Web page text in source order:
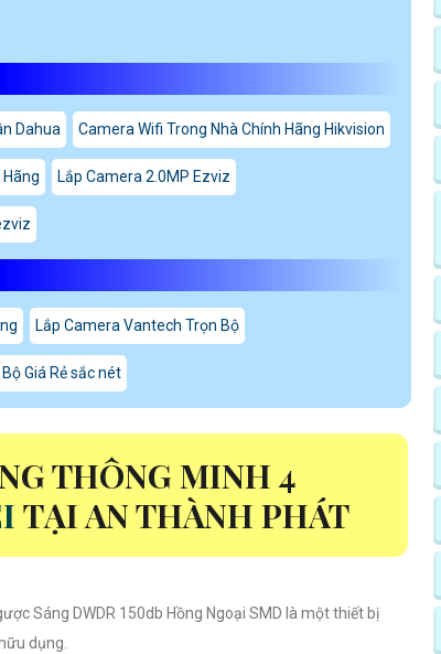
Dahua Camera Wifi Trong Nhà Chính Hãng Hikvision
Lắp Camera 2.0MP Ezviz
Lắp Camera Vantech Trọn Bộ
Giá Rẻ sắc nét
THÔNG MINH 4
TẠI AN THÀNH PHÁT
Sáng DWDR 150db Hồng Ngoại SMD là một thiết bị
dụng.